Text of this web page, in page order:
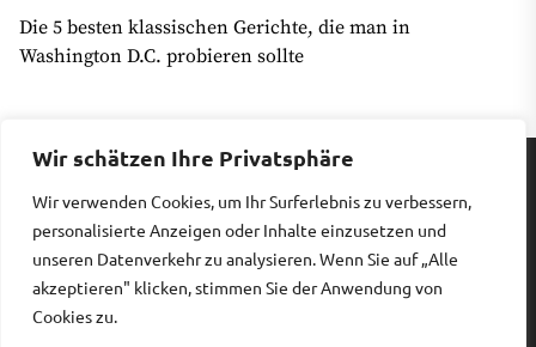
Wir schätzen Ihre Privatsphäre
Wir verwenden Cookies, um Ihr Surferlebnis zu verbessern,
personalisierte Anzeigen oder Inhalte einzusetzen und
unseren Datenverkehr zu analysieren. Wenn Sie auf „Alle
akzeptieren" klicken, stimmen Sie der Anwendung von
Cookies zu.
Die 5 besten klassischen Gerichte, die man in
Washington D.C. probieren sollte
Impressum|Datenschutz
Copyright © 2026